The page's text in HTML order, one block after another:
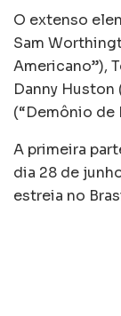
O extenso
Sam
Americano”),
Danny Huston
(“Demônio
A primeira
dia 28 de
estreia no